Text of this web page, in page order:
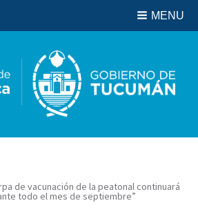
Biblioteca
MENU
de vacunación de la peatonal continuará
todo el mes de septiembre”